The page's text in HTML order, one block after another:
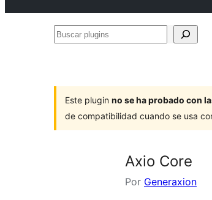
Buscar
Este plugin no se ha probado con
de compatibilidad cuando se usa
Axio Core
Por Generaxion